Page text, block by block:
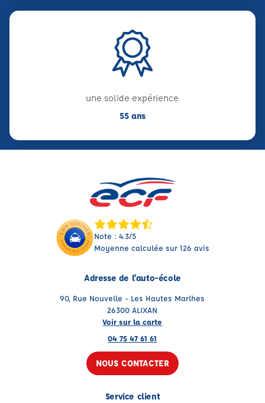
une solide expérience
55 ans
Note : 4.3/5
Moyenne calculée sur 126 avis
Adresse de l'auto-école
90, Rue Nouvelle - Les Hautes Marlhes
26300 ALIXAN
Voir sur la carte
04 75 47 61 61
NOUS CONTACTER
Service client